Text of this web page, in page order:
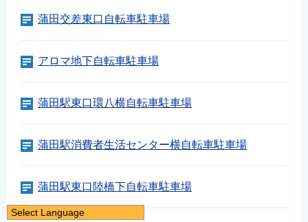
蒲田交差東口自転車駐車場
アロマ地下自転車駐車場
蒲田駅東口環八横自転車駐車場
蒲田駅消費者生活センター横自転車駐車場
蒲田駅東口陸橋下自転車駐車場
Select Language